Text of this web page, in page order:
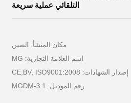
التلقائي عملية سريعة
مكان المنشأ: الصين
اسم العلامة التجارية: MG
إصدار الشهادات: CE,BV, ISO9001:2008
رقم الموديل: MGDM-3.1